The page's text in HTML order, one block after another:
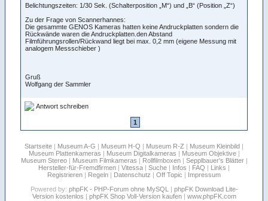
Belichtungszeiten: 1/30 Sek. (Schalterposition „M“) und „B“ (Position „Z“)
Zu der Frage von Scannerhannes:
Die gesammte GENOS Kameras hatten keine Andruckplatten sondern die
Rückwände waren die Andruckplatten.den Abstand
Filmführungsrollen/Rückwand liegt bei max. 0,2 mm (eigene Messung mit
analogem Messschieber )
Gruß
Wolfgang der Sammler
Antwort schreiben
1
Startseite | Museum A-G | Museum H-Q | Museum R-Z | Museum Kleinbild |
Museum Plattenkameras | Museum Digitalkameras | Museum Objektive|
Museum Stereo| Museum Filmkameras | Rollfilmboxen| Sepplbauer's Blätter|
Hersteller-für-Fremdfirmen | Vitessa | Suche | Infos | FAQ | Links |
Registrieren | Regeln | Datenschutz | Off Topic | Impressum
Powered by: phpFK - PHP-Forum ohne MySQL | phpFK Download Lite-
Version kostenlos | phpFK Shop Voll-Version kaufen| www.phpFK.com